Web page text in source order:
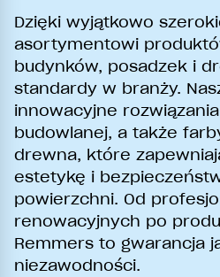
Dzięki wyjątkowo
asortymentowi
budynków, posadzek i
standardy w branży.
innowacyjne
budowlanej, a także
drewna, które
estetykę i
powierzchni. Od
renowacyjnych po
Remmers to gwarancja
niezawodności.